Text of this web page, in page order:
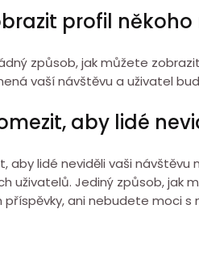
profil někoho
způsob, jak můžete
vaší návštěvu a uživatel
aby lidé
aby lidé neviděli vaši
uživatelů. Jediný způsob, jak
ani nebudete moci s